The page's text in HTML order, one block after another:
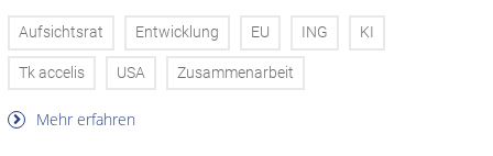
Aufsichtsrat Entwicklung EU ING KI
Tk accelis USA Zusammenarbeit
Mehr erfahren